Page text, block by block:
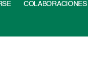
COLABORACIONES